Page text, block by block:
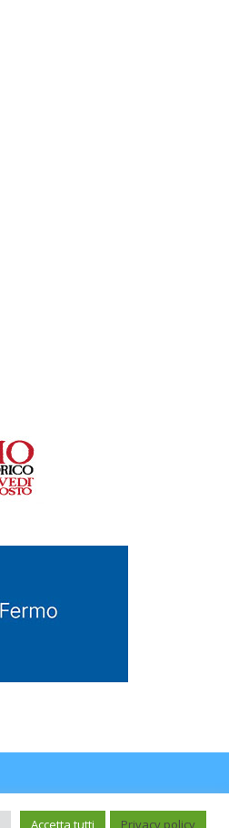
Accetta tutti Privacy policy